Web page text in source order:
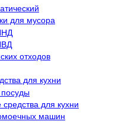
для мусора
отходов
для кухни
для кухни
машин